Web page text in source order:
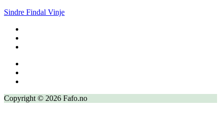
Sindre Findal Vinje
Copyright © 2026 Fafo.no